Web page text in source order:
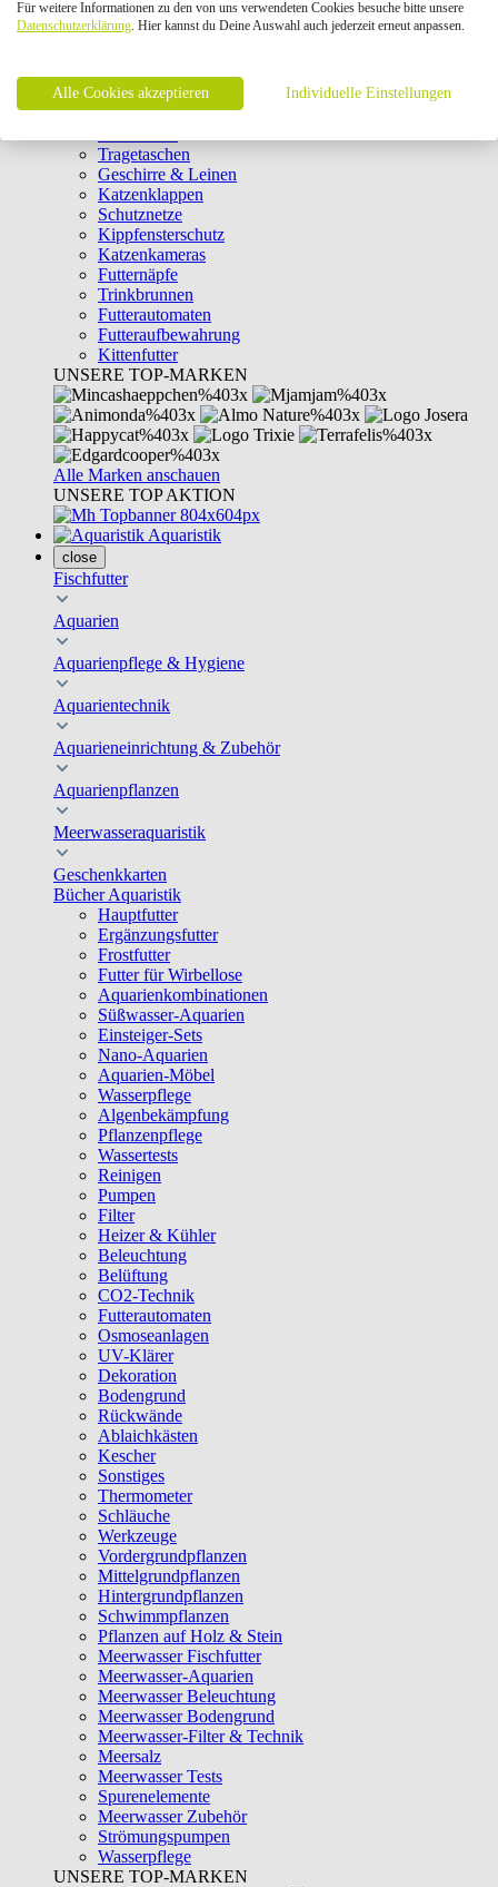
Intelligenzspielzeug
Laserpointer & Elektrospielzeug
Clicker & Target Sticks für Katzen
Weiteres Katzenspielzeug
Transportboxen
Tragetaschen
Geschirre & Leinen
Katzenklappen
Schutznetze
Kippfensterschutz
Katzenkameras
Futternäpfe
Trinkbrunnen
Futterautomaten
Futteraufbewahrung
Kittenfutter
UNSERE TOP-MARKEN
Alle Marken anschauen
UNSERE TOP AKTION
Aquaristik
close
Fischfutter
Aquarien
Aquarienpflege & Hygiene
Aquarientechnik
Aquarieneinrichtung & Zubehör
Aquarienpflanzen
Meerwasseraquaristik
Geschenkkarten
Bücher Aquaristik
Hauptfutter
Ergänzungsfutter
Frostfutter
Futter für Wirbellose
Aquarienkombinationen
Süßwasser-Aquarien
Einsteiger-Sets
Nano-Aquarien
Aquarien-Möbel
Wasserpflege
Algenbekämpfung
Pflanzenpflege
Wassertests
Reinigen
Pumpen
Filter
Heizer & Kühler
Beleuchtung
Belüftung
CO2-Technik
Futterautomaten
Osmoseanlagen
UV-Klärer
Dekoration
Bodengrund
Rückwände
Ablaichkästen
Kescher
Sonstiges
Thermometer
Schläuche
Werkzeuge
Vordergrundpflanzen
Mittelgrundpflanzen
Hintergrundpflanzen
Schwimmpflanzen
Pflanzen auf Holz & Stein
Meerwasser Fischfutter
Meerwasser-Aquarien
Meerwasser Beleuchtung
Meerwasser Bodengrund
Meerwasser-Filter & Technik
Meersalz
Meerwasser Tests
Spurenelemente
Meerwasser Zubehör
Strömungspumpen
Wasserpflege
UNSERE TOP-MARKEN
Für weitere Informationen zu den von uns verwendeten Cookies besuche bitte unsere
Datenschutzerklärung. Hier kannst du Deine Auswahl auch jederzeit erneut anpassen.
Alle Cookies akzeptieren Individuelle Einstellungen